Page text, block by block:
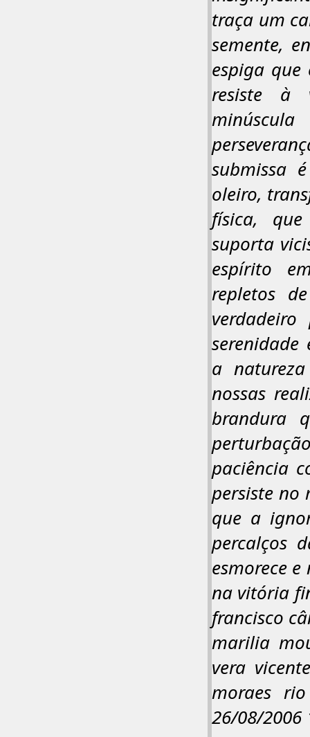
traça um
semente,
espiga
resiste à
submissa
oleiro,
física,
suporta
espírito
repletos
serenidade
a
nossas
brandura
paciência
persiste no
que a
percalços
esmorece
na vitória
francisco
marilia
vera
moraes
26/08/2006